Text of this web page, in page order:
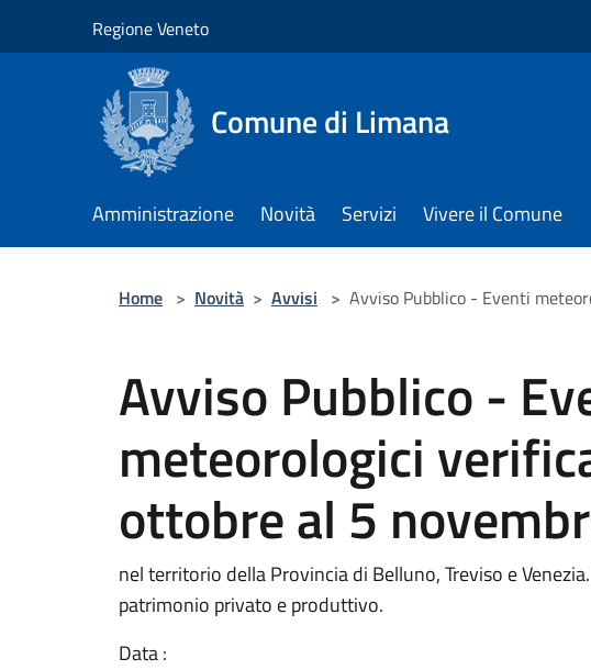
Regione Veneto
Comune di Limana
Amministrazione Novità Servizi Vivere il Comune
Home > Novità > Avvisi > Avviso Pubblico - Eventi
Avviso Pubblico -
meteorologici
ottobre al 5
nel territorio della Provincia di Belluno, Treviso e
patrimonio privato e produttivo.
Data :